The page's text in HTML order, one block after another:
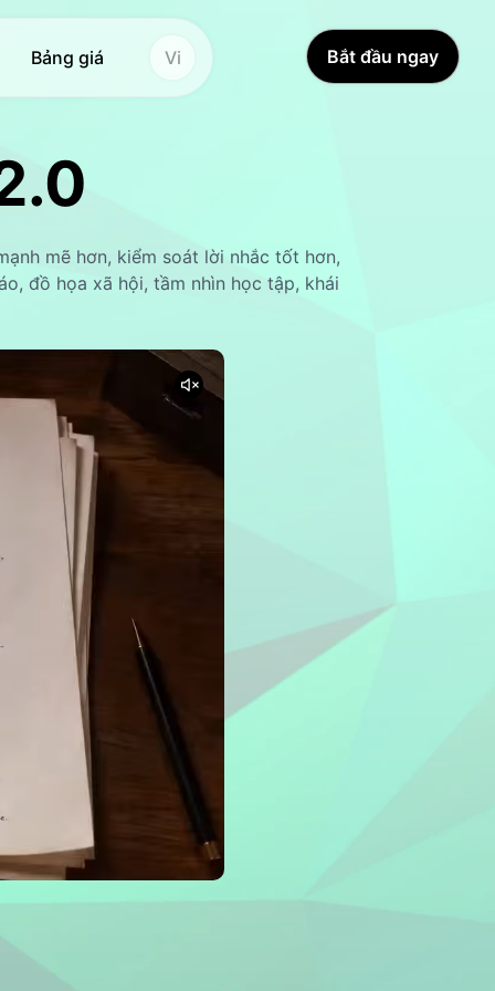
Bảng giá Vi
đến hình ảnh
nền
ảnh
Ghibli Al
Bắt đầu ngay
mẽ hơn, kiểm soát lời nhắc tốt hơn,
đồ họa xã hội, tầm nhìn học tập, khái